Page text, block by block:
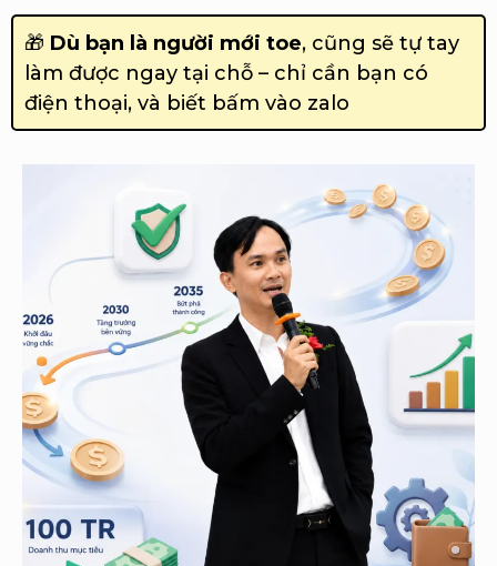
🎁 Dù bạn là người mới toe, cũng sẽ tự tay
làm được ngay tại chỗ – chỉ cần bạn có
điện thoại, và biết bấm vào zalo